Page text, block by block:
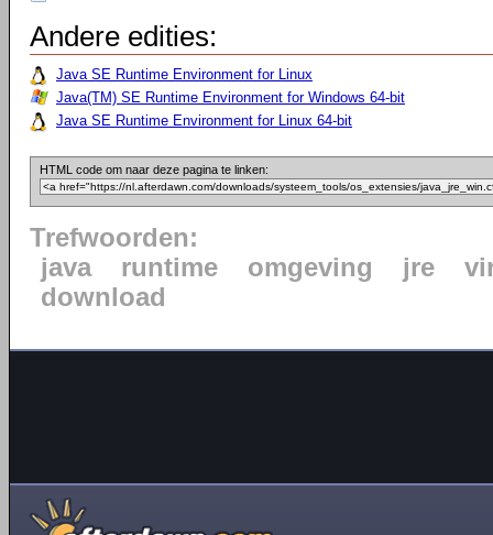
Andere edities:
Java SE Runtime Environment for Linux
Java(TM) SE Runtime Environment for Windows 64-bit
Java SE Runtime Environment for Linux 64-bit
HTML code om naar deze pagina te linken:
Trefwoorden:
java
runtime omgeving jre
download